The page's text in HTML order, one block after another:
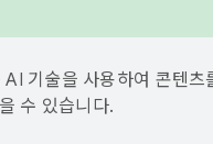
기술을 사용하여 콘텐츠
수 있습니다.